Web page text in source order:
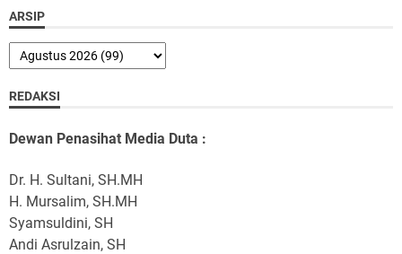
ARSIP
REDAKSI
Dewan Penasihat Media Duta :
Dr. H. Sultani, SH.MH
H. Mursalim, SH.MH
Syamsuldini, SH
Andi Asrulzain, SH